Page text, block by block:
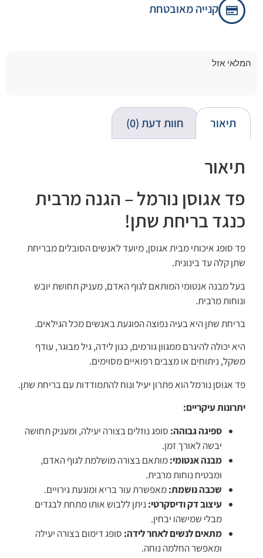
קנייה מאובטחת
המלאי אזל
תיאור חוות דעת (0)
תיאור
פד אגוסן נורמל – הגנה מרבית
כנגד בריחת שתן!
פד סופג איכותי מבית אגוסן, מיועד לאנשים הסובלים מבריחת
שתן קלה עד בינונית.
בעל מבנה אנטומי המותאם לגוף האדם, מעניק תחושת יובש
ונוחות מרבית.
בריחת שתן היא בעיה נפוצה הפוגעת באנשים מכל הגילאים.
היא יכולה להיגרם ממגוון גורמים, כגון לידה, גיל מבוגר, עודף
משקל, ניתוחים או מצבים רפואיים מסוימים.
פד אגוסן נורמל הוא פתרון יעיל ונוח להתמודדות עם בריחת שתן.
יתרונות עיקריים:
ספיגה גבוהה: סופג נוזלים בצורה יעילה, ומעניק תחושה
יבשה לאורך זמן.
מבנה אנטומי:מותאם בצורה מושלמת לגוף האדם,
ומבטיח נוחות מרבית.
שכבה נושמת:מאפשרת עור בריא ומונעת גירויים.
עיצוב דק ודיסקרטי: ניתן ללבוש אותו מתחת לבגדים
מבלי שמישהו יבחין.
מתאים לנשים לאחר לידה: סופג דימום בצורה יעילה
ומאפשר החלמה נוחה.